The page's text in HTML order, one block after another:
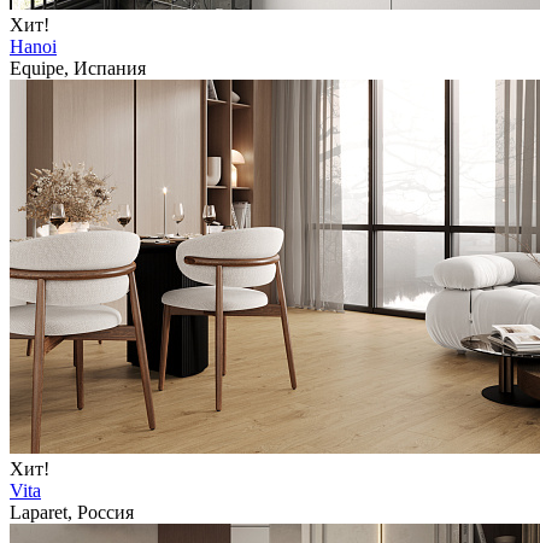
Хит!
Hanoi
Equipe, Испания
Хит!
Vita
Laparet, Россия